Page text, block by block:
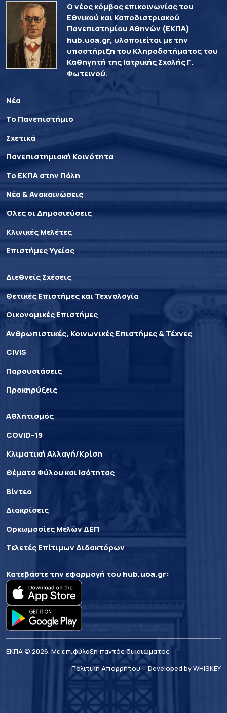
Ο νέος κόμβος επικοινωνίας του
Εθνικού και Καποδιστριακού
Πανεπιστημίου Αθηνών (ΕΚΠΑ)
hub.uoa.gr, υλοποιείται με την
υποστήριξη του Κληροδοτήματος του
Καθηγητή της Ιατρικής Σχολής Γ.
Φωτεινού.
Νέα
Το Πανεπιστήμιο
Σχετικά
Πανεπιστημιακή Κοινότητα
Το ΕΚΠΑ στην Πόλη
Νέα & Ανακοινώσεις
Όλες οι Δημοσιεύσεις
Κλινικές Μελέτες
Επιστήμες Υγείας
Διεθνείς Σχέσεις
Θετικές Επιστήμες και Τεχνολογία
Οικονομικές Επιστήμες
Ανθρωπιστικές, Κοινωνικές Επιστήμες & Τέχνες
CIVIS
Παρουσιάσεις
Προκηρύξεις
Αθλητισμός
COVID-19
Κλιματική Αλλαγή/Κρίση
Θέματα Φύλου και Ισότητας
Βίντεο
Διακρίσεις
Ορκωμοσίες Μελών ΔΕΠ
Τελετές Επίτιμων Διδακτόρων
Κατεβάστε την εφαρμογή του hub.uoa.gr:
ΕΚΠΑ © 2026. Με επιφύλαξη παντός δικαιώματος
Πολιτική Απορρήτου
Developed by WHISKEY